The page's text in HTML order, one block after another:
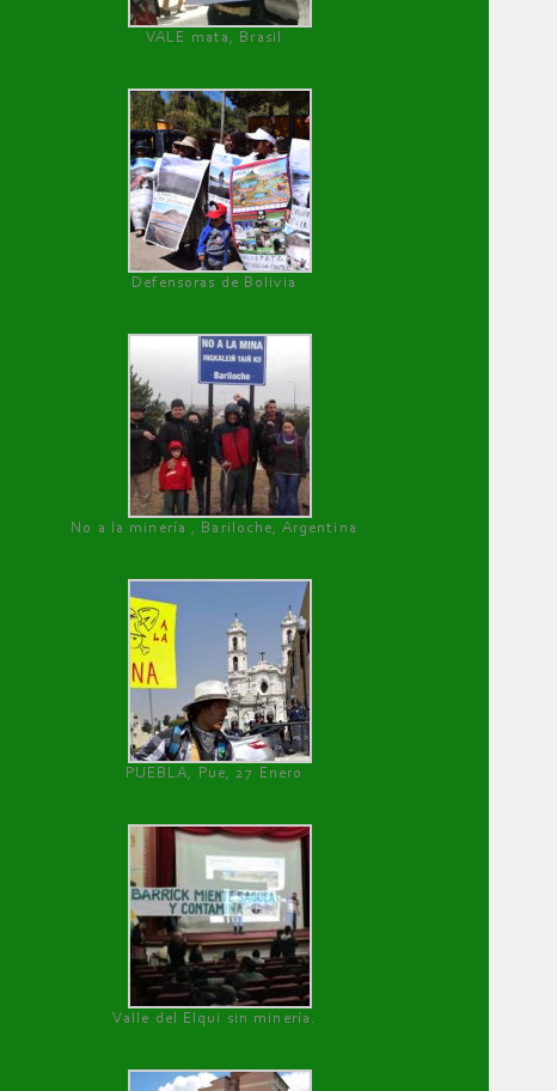
VALE mata, Brasil
Defensoras de Bolivia
No a la minería , Bariloche, Argentina
PUEBLA, Pue, 27 Enero
Valle del Elqui sin minería.